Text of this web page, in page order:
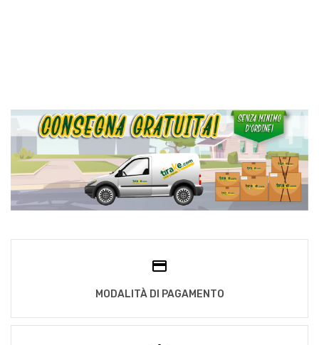
MODALITÀ DI PAGAMENTO